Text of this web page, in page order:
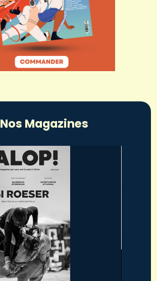
Nos Magazines